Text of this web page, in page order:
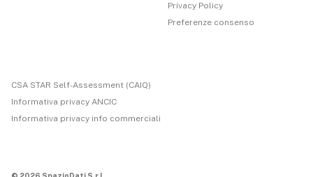
Privacy Policy
Preferenze consenso
CSA STAR Self-Assessment (CAIQ)
Informativa privacy ANCIC
Informativa privacy info commerciali